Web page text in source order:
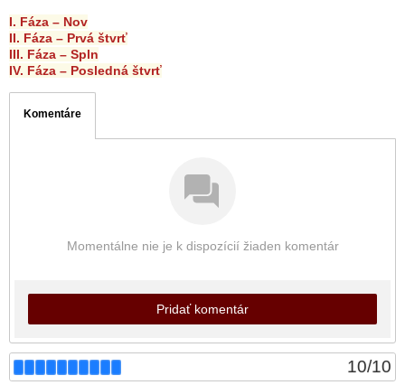
10/10
I. Fáza – Nov
II. Fáza – Prvá štvrť
III. Fáza – Spln
IV. Fáza – Posledná štvrť
Komentáre
Momentálne nie je k dispozícií žiaden komentár
Pridať komentár